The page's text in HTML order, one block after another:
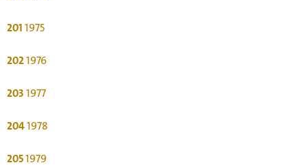
2011975
2021976
2031977
2041978
2051979